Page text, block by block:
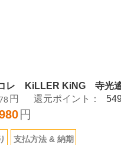
レ KiLLER KiNG 寺
円 還元ポイント：
円
支払方法 & 納期